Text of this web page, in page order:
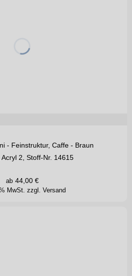
- Feinstruktur, Caffe - Braun
Acryl 2, Stoff-Nr. 14615
MwSt. zzgl. Versand
ab 44,00€